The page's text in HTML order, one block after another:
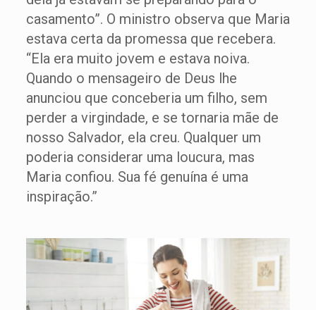
casamento”. O ministro observa que Maria
estava certa da promessa que recebera.
“Ela era muito jovem e estava noiva.
Quando o mensageiro de Deus lhe
anunciou que conceberia um filho, sem
perder a virgindade, e se tornaria mãe de
nosso Salvador, ela creu. Qualquer um
poderia considerar uma loucura, mas
Maria confiou. Sua fé genuína é uma
inspiração.”